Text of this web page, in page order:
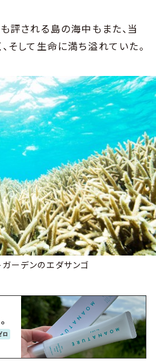
評される島の海中もまた、当
そして生命に満ち溢れていた。
ーデンのエダサンゴ